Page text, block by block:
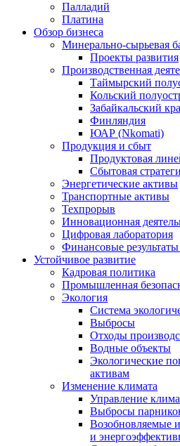
Палладий
Платина
Обзор бизнеса
Минерально-сырьевая
Проекты развития
Производственная
Таймырский
Кольский
Забайкальский
Финляндия
ЮАР (Nkomati)
Продукция и сбыт
Продуктовая
Сбытовая
Энергетические активы
Транспортные активы
Техпрорыв
Инновационная
Цифровая лаборатория
Финансовые
Устойчивое развитие
Кадровая политика
Промышленная
Экология
Система
Выбросы
Отходы
Водные объекты
Экологические
активам
Изменение климата
Управление
Выбросы
Возобновляемые
и